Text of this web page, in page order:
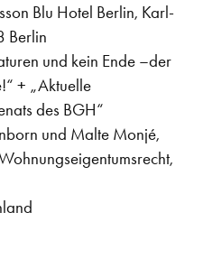
Blu Hotel Berlin, Karl-
Berlin
und kein Ende –der
+ „Aktuelle
des BGH“
und Malte Monjé,